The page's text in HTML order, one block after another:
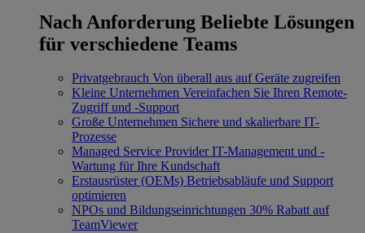
Nach Anforderung Beliebte Lösungen
für verschiedene Teams
Privatgebrauch Von überall aus auf Geräte zugreifen
Kleine Unternehmen Vereinfachen Sie Ihren Remote-
Zugriff und -Support
Große Unternehmen Sichere und skalierbare IT-
Prozesse
Managed Service Provider IT-Management und -
Wartung für Ihre Kundschaft
Erstausrüster (OEMs) Betriebsabläufe und Support
optimieren
NPOs und Bildungseinrichtungen 30% Rabatt auf
TeamViewer